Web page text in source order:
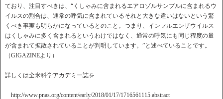
ており、注目すべきは、“くしゃみに含まれるエアロゾルサンプルに含まれるウ
イルスの割合は、通常の呼気に含まれているそれと大きな違いはないという驚
くべき事実も明らかになっているとのこと。つまり、インフルエンザウイルス
はくしゃみに多く含まれるというわけではなく、通常の呼気にも同じ程度の量
が含まれて拡散されていることが判明しています。”と述べていることです。
（GIGAZINEより）
詳しくは全米科学アカデミー誌を
http://www.pnas.org/content/early/2018/01/17/1716561115.abstract